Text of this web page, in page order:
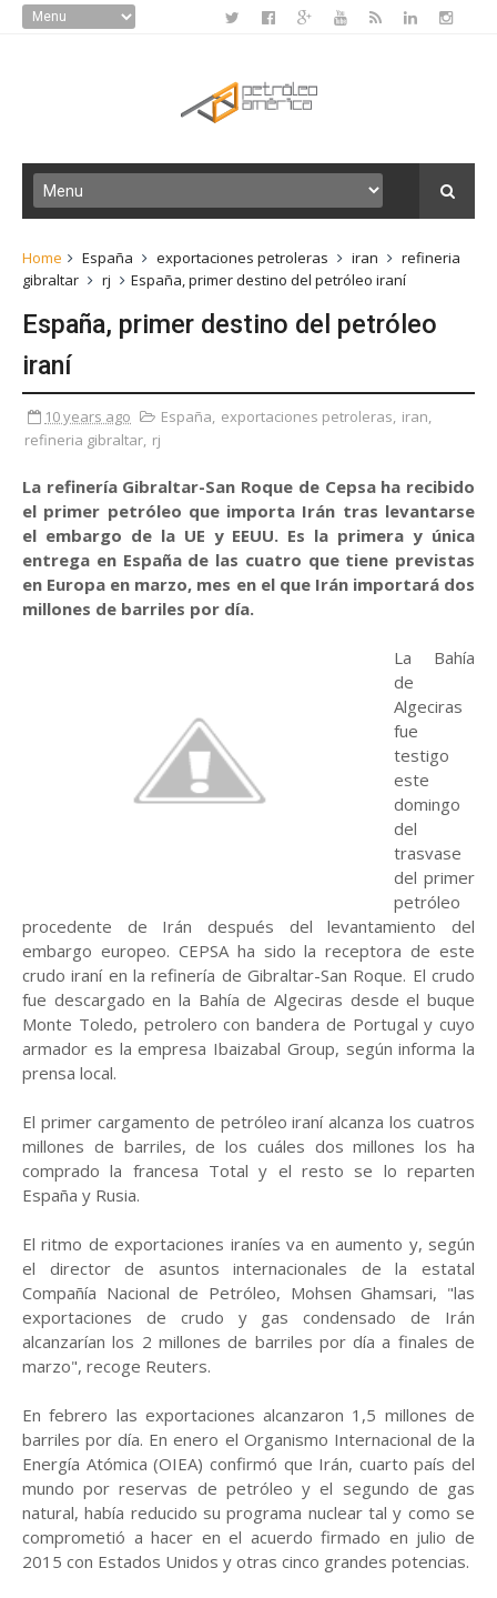
Home España exportaciones petroleras iran
refineria
gibraltar
rj España, primer destino del petróleo iraní
España, primer destino del petróleo
iraní
10 years ago España, exportaciones petroleras, iran,
refineria gibraltar, rj
La refinería Gibraltar-San Roque de Cepsa ha recibido
el primer petróleo que importa Irán tras levantarse
el embargo de la UE y EEUU. Es la primera y única
entrega en España de las cuatro que tiene previstas
en Europa en marzo, mes en el que Irán importará dos
millones de barriles por día.
La Bahía
de
Algeciras
fue
testigo
este
domingo
del
trasvase
del primer
petróleo
procedente de Irán después del levantamiento del
embargo europeo. CEPSA ha sido la receptora de este
crudo iraní en la refinería de Gibraltar-San Roque. El crudo
fue descargado en la Bahía de Algeciras desde el buque
Monte Toledo, petrolero con bandera de Portugal y cuyo
armador es la empresa Ibaizabal Group, según informa la
prensa local.
El primer cargamento de petróleo iraní alcanza los cuatros
millones de barriles, de los cuáles dos millones los ha
comprado la francesa Total y el resto se lo reparten
España y Rusia.
El ritmo de exportaciones iraníes va en aumento y, según
el director de asuntos internacionales de la estatal
Compañía Nacional de Petróleo, Mohsen Ghamsari, "las
exportaciones de crudo y gas condensado de Irán
alcanzarían los 2 millones de barriles por día a finales de
marzo", recoge Reuters.
En febrero las exportaciones alcanzaron 1,5 millones de
barriles por día. En enero el Organismo Internacional de la
Energía Atómica (OIEA) confirmó que Irán, cuarto país del
mundo por reservas de petróleo y el segundo de gas
natural, había reducido su programa nuclear tal y como se
comprometió a hacer en el acuerdo firmado en julio de
2015 con Estados Unidos y otras cinco grandes potencias.